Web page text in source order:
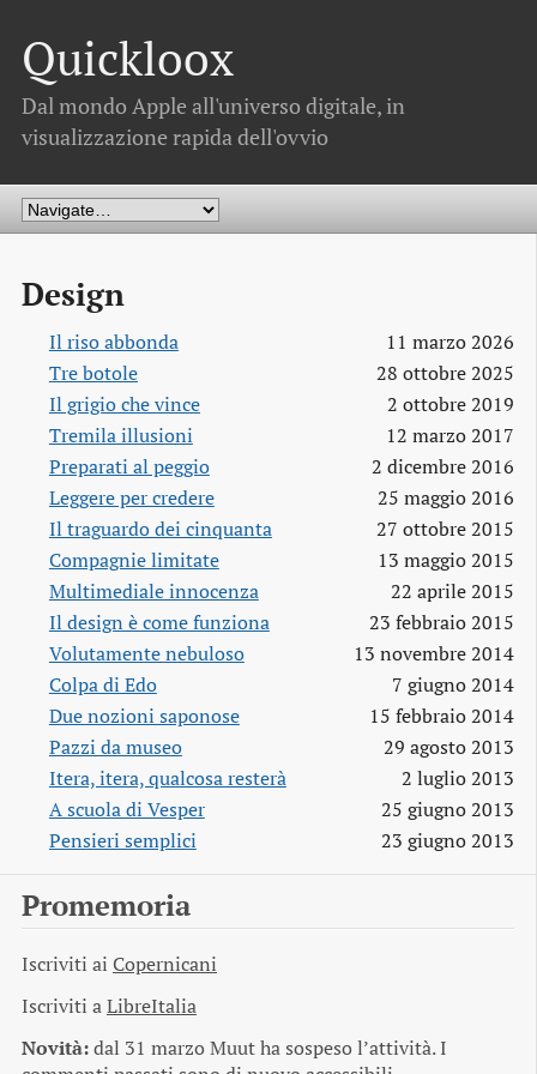
Quickloox
Dal mondo Apple all'universo digitale, in
visualizzazione rapida dell'ovvio
Design
Il riso abbonda
11 marzo 2026
Tre botole
28 ottobre 2025
Il grigio che vince
2 ottobre 2019
Tremila illusioni
12 marzo 2017
Preparati al peggio
2 dicembre 2016
Leggere per credere
25 maggio 2016
Il traguardo dei cinquanta
27 ottobre 2015
Compagnie limitate
13 maggio 2015
Multimediale innocenza
22 aprile 2015
Il design è come funziona
23 febbraio 2015
Volutamente nebuloso
13 novembre 2014
Colpa di Edo
7 giugno 2014
Due nozioni saponose
15 febbraio 2014
Pazzi da museo
29 agosto 2013
Itera, itera, qualcosa resterà
2 luglio 2013
A scuola di Vesper
25 giugno 2013
Pensieri semplici
23 giugno 2013
Promemoria
Iscriviti ai Copernicani
Iscriviti aLibreItalia
Novità:dal 31 marzo Muut ha sospeso l’attività. I